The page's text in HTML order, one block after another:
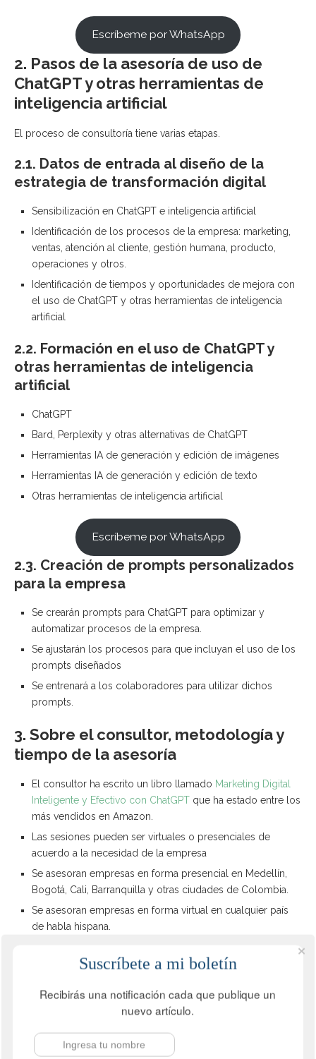
Escríbeme por WhatsApp
2. Pasos de la asesoría de uso de
ChatGPT y otras herramientas de
inteligencia artificial
El proceso de consultoría tiene varias etapas.
2.1. Datos de entrada al diseño de la
estrategia de transformación digital
Sensibilización en ChatGPT e inteligencia artificial
Identificación de los procesos de la empresa: marketing,
ventas, atención al cliente, gestión humana, producto,
operaciones y otros.
Identificación de tiempos y oportunidades de mejora con
el uso de ChatGPT y otras herramientas de inteligencia
artificial
2.2. Formación en el uso de ChatGPT y
otras herramientas de inteligencia
artificial
ChatGPT
Bard, Perplexity y otras alternativas de ChatGPT
Herramientas IA de generación y edición de imágenes
Herramientas IA de generación y edición de texto
Otras herramientas de inteligencia artificial
Escríbeme por WhatsApp
2.3. Creación de prompts personalizados
para la empresa
Se crearán prompts para ChatGPT para optimizar y
automatizar procesos de la empresa.
Se ajustarán los procesos para que incluyan el uso de los
prompts diseñados
Se entrenará a los colaboradores para utilizar dichos
prompts.
3. Sobre el consultor, metodología y
tiempo de la asesoría
El consultor ha escrito un libro llamado Marketing Digital
Inteligente y Efectivo con ChatGPT que ha estado entre los
más vendidos en Amazon.
Las sesiones pueden ser virtuales o presenciales de
acuerdo a la necesidad de la empresa
Se asesoran empresas en forma presencial en Medellín,
Bogotá, Cali, Barranquilla y otras ciudades de Colombia.
Se asesoran empresas en forma virtual en cualquier país
de habla hispana.
creará un cronograma con tiempos y responsables de
Se realiza un seguimiento periódico de la evaluar el
avance del proyecto.
Suscríbete a mi boletín
Recibirás una notificación cada que publique un
nuevo artículo.